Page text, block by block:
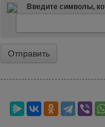
Введите символы,